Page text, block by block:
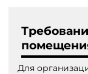
Для